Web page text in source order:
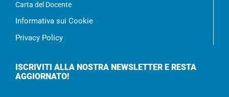
Carta del Docente
Informativa sui Cookie
Privacy Policy
ISCRIVITI ALLA NOSTRA NEWSLETTER E RESTA
AGGIORNATO!